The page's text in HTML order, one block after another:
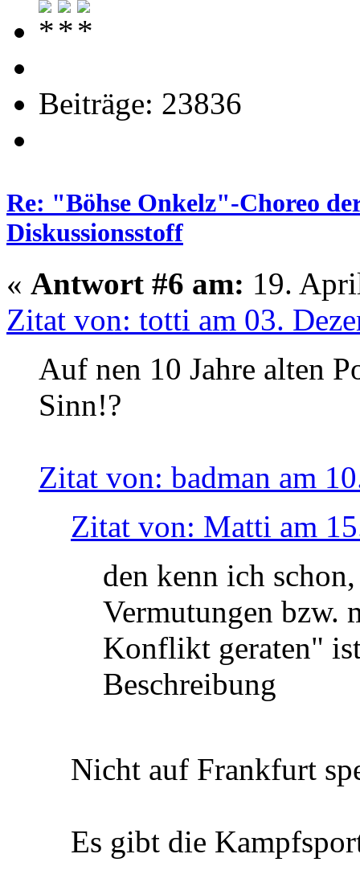
Beiträge: 23836
Re: "Böhse Onkelz"-Choreo
Diskussionsstoff
« Antwort #6 am: 19.
Zitat von: totti am 03.
Auf nen 10 Jahre alten
Sinn!?
Zitat von: badman am
Zitat von: Matti am
den kenn ich
Vermutungen bzw.
Konflikt geraten"
Beschreibung
Nicht auf Frankfurt
Es gibt die